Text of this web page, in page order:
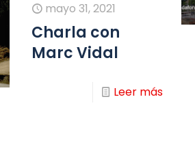
mayo 31, 2021
Charla con
Marc Vidal
Leer más